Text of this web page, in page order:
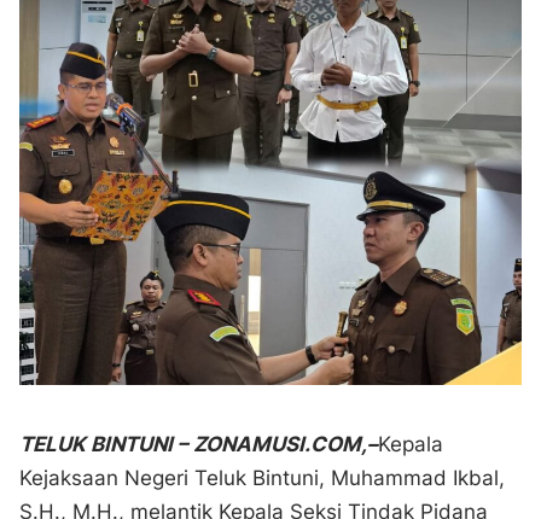
TELUK BINTUNI – ZONAMUSI.COM,–Kepala
Kejaksaan Negeri Teluk Bintuni, Muhammad Ikbal,
S.H., M.H., melantik Kepala Seksi Tindak Pidana